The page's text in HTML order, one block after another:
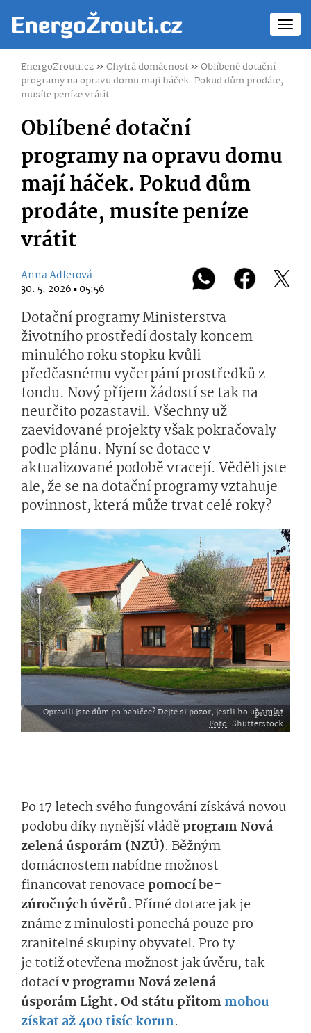
EnergoZrouti.cz»Chytrá domácnost»Oblíbené dotační
programy na opravu domu mají háček. Pokud dům prodáte,
musíte peníze vrátit
Oblíbené dotační
programy na opravu domu
mají háček. Pokud dům
prodáte, musíte peníze
vrátit
Anna Adlerová
30. 5. 2026 ▪ 05:56
Dotační programy Ministerstva
životního prostředí dostaly koncem
minulého roku stopku kvůli
předčasnému vyčerpání prostředků z
fondu. Nový příjem žádostí se tak na
neurčito pozastavil. Všechny už
zaevidované projekty však pokračovaly
podle plánu. Nyní se dotace v
aktualizované podobě vracejí. Věděli jste
ale, že se na dotační programy vztahuje
povinnost, která může trvat celé roky?
Opravili jste dům po babičce? Dejte si pozor, jestli ho už smíte prodat!
Foto: Shutterstock
Po 17 letech svého fungovánízískává novou
podobu díkynynějšívlá­děprogramNová
zelená úsporám(NZÚ). Běžným
domácnostem nabídnemožnost
financovat re­novacepomocíbe­
zúročnýchúvě­rů. Přímé dotace jak je
známe z minulostipo­nechápouze pro
zranitelné skupiny obyvatel. Pro ty
jetotižotevřena možnost jak úvěru, tak
dotacív programu Nová zelená
úsporámLight­. Od státupři­tommohou
získataž 400 tisíc korun.